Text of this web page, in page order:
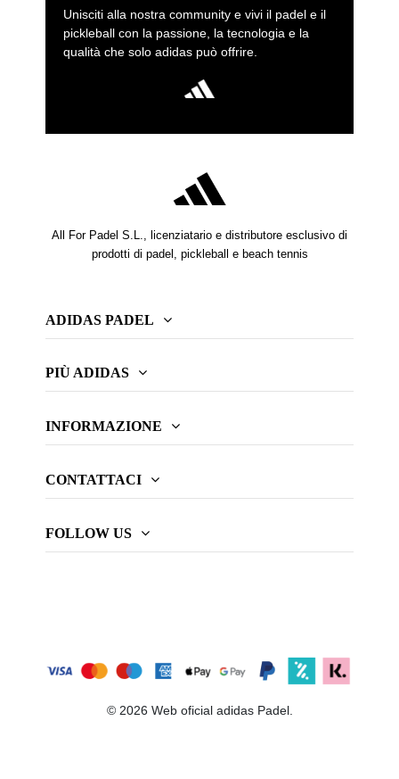
Unisciti alla nostra community e vivi il padel e il
pickleball con la passione, la tecnologia e la
qualità che solo adidas può offrire.
All For Padel S.L., licenziatario e distributore esclusivo di
prodotti di padel, pickleball e beach tennis
ADIDAS PADEL
PIÙ ADIDAS
INFORMAZIONE
CONTATTACI
FOLLOW US
© 2026 Web oficial adidas Padel.